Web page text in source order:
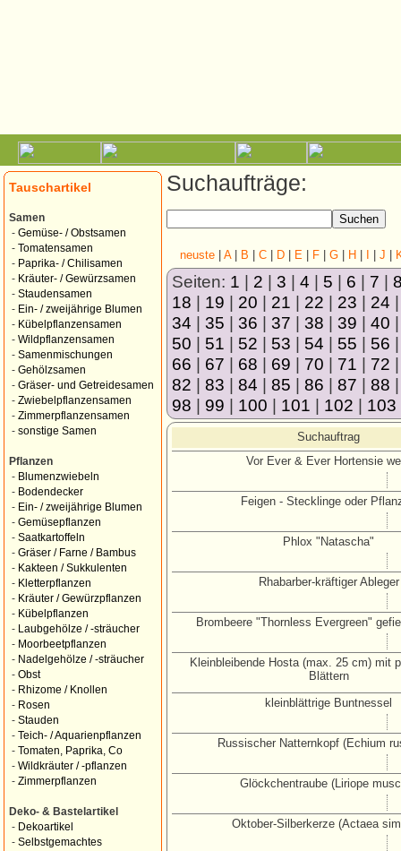
Tauschartikel
Samen
- Gemüse- / Obstsamen
- Tomatensamen
- Paprika- / Chilisamen
- Kräuter- / Gewürzsamen
- Staudensamen
- Ein- / zweijährige Blumen
- Kübelpflanzensamen
- Wildpflanzensamen
- Samenmischungen
- Gehölzsamen
- Gräser- und Getreidesamen
- Zwiebelpflanzensamen
- Zimmerpflanzensamen
- sonstige Samen
Pflanzen
- Blumenzwiebeln
- Bodendecker
- Ein- / zweijährige Blumen
- Gemüsepflanzen
- Saatkartoffeln
- Gräser / Farne / Bambus
- Kakteen / Sukkulenten
- Kletterpflanzen
- Kräuter / Gewürzpflanzen
- Kübelpflanzen
-
Laubgehölze / -sträucher
- Moorbeetpflanzen
- Nadelgehölze / -sträucher
- Obst
- Rhizome / Knollen
- Rosen
- Stauden
- Teich- / Aquarienpflanzen
- Tomaten, Paprika, Co
- Wildkräuter / -pflanzen
- Zimmerpflanzen
Deko- & Bastelartikel
- Dekoartikel
- Selbstgemachtes
Suchaufträge:
neuste A| B C D E F G H J
Seiten: 1 | 2 | 3 | 4 | 5 | 6 | 7 |
18 | 19 | 20 | 21 | 22 | 23 | 24
34 | 35 | 36 | 37 | 38 | 39 | 40
50 | 51 | 52 | 53 | 54 | 55 | 56
66 | 67 | 68 | 69 | 70 | 71 | 72
82 | 83 | 84 | 85 | 86 | 87 | 88
98 | 99 | 100 | 101 | 102 | 103
Suchauftrag
Vor Ever & Ever Hortensie
Feigen - Stecklinge oder
Phlox "Natascha"
Rhabarber-kräftiger Ableger
Brombeere "Thornless Evergreen"
Kleinbleibende Hosta (max. 25 cm) mit
Blättern
kleinblättrige Buntnessel
Russischer Natternkopf (Echium
Glöckchentraube (Liriope
Oktober-Silberkerze (Actaea